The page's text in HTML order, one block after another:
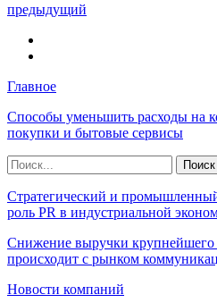
предыдущий
Главное
Способы уменьшить расходы на
покупки и бытовые сервисы
Стратегический и
роль PR в индустриальной
Снижение выручки крупнейшего
происходит с рынком
Новости компаний